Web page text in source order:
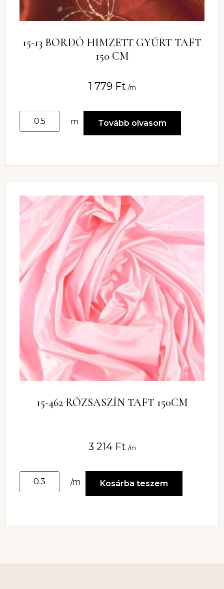
15-13 BORDÓ HIMZETT GYŰRT TAFT
150 CM
1 779 Ft /m
m Tovább olvasom
15-462 RÓZSASZÍN TAFT 150CM
3 214 Ft /m
/m Kosárba teszem